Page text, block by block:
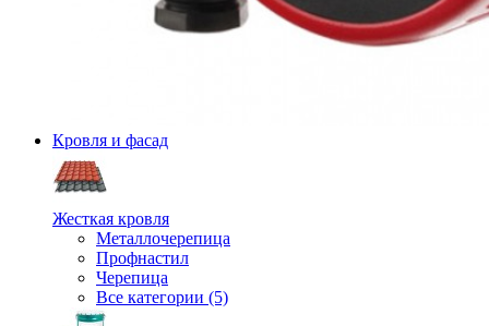
Кровля и фасад
Жесткая кровля
Металлочерепица
Профнастил
Черепица
Все категории (5)